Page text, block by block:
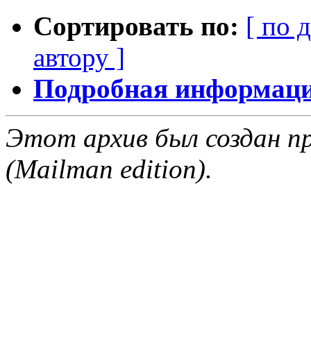
Сортировать по: [ по
автору ]
Подробная
Этот архив был создан
(Mailman edition).